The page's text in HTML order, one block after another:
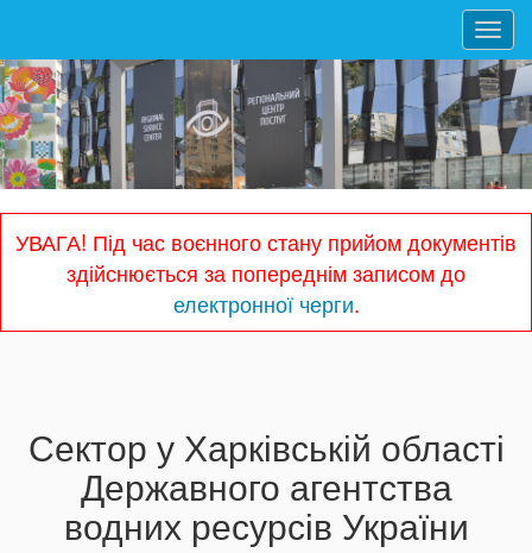
УВАГА! Під час воєнного стану прийом документів
здійснюється за попереднім записом до
електронної черги.
Сектор у Харківській області
Державного агентства
водних ресурсів України